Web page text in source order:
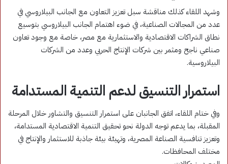
وشهد اللقاء كذلك مناقشة سبل تعزيز التعاون مع الجانب البيلاروسي في
عدد من المجالات الصناعية، في ضوء اهتمام الجانب البيلاروسي بتوسيع
نطاق الشراكات الاقتصادية والاستثمارية مع مصر، خاصة مع وجود تعاون
صناعي ناجح ومثمر بين شركات الإنتاج الحربي وعدد من الشركات
البيلاروسية.
استمرار التنسيق لدعم التنمية المستدامة
وفي ختام اللقاء، اتفق الجانبان على استمرار التنسيق والتشاور خلال المرحلة
المقبلة، بما يدعم توجه الدولة نحو تحقيق التنمية الاقتصادية المستدامة،
وتعزيز تنافسية الصناعة المصرية، وتهيئة بيئة جاذبة للاستثمار والإنتاج في
مختلف المحافظات.